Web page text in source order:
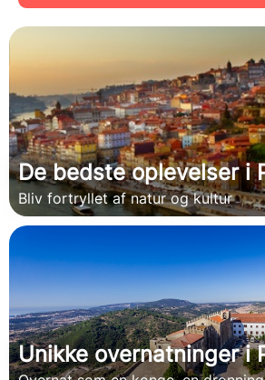
De bedste oplevelser i
Bliv fortryllet af natur og kultur
Unikke overnatninger i